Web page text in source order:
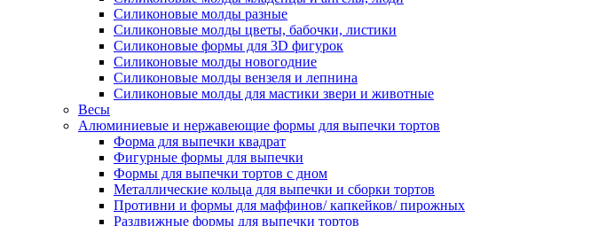
Силиконовые молды разные
Силиконовые молды цветы, бабочки, листики
Силиконовые формы для 3D фигурок
Силиконовые молды новогодние
Силиконовые молды вензеля и лепнина
Силиконовые молды для мастики звери и животные
Весы
Алюминиевые и нержавеющие формы для выпечки тортов
Форма для выпечки квадрат
Фигурные формы для выпечки
Формы для выпечки тортов с дном
Металлические кольца для выпечки и сборки тортов
Противни и формы для маффинов/ капкейков/ пирожных
Раздвижные формы для выпечки тортов